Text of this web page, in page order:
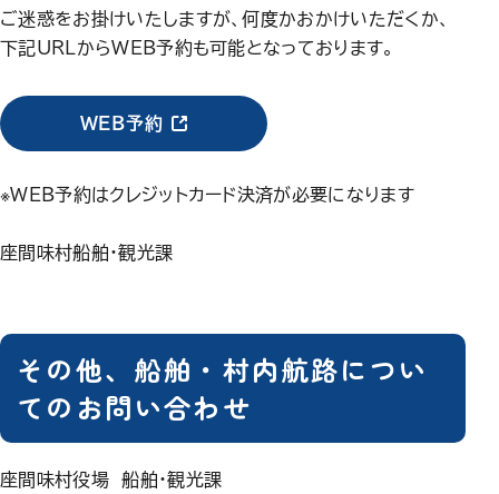
ご迷惑をお掛けいたしますが、何度かおかけいただくか、
下記URLからWEB予約も可能となっております。
WEB予約（新しいウィンドウで開きます）
※WEB予約はクレジットカード決済が必要になります
座間味村船舶・観光課
その他、船舶・村内航路につい
てのお問い合わせ
座間味村役場 船舶・観光課